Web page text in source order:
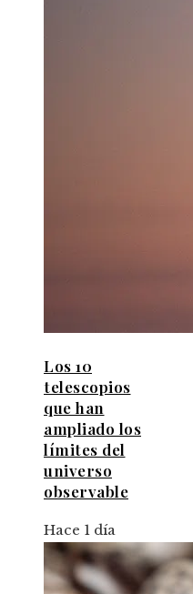
Los 10
telescopios
que han
ampliado los
límites del
universo
observable
Hace 1 día